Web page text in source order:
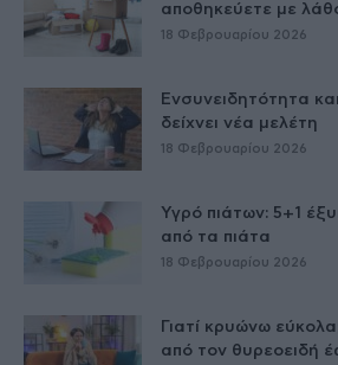
αποθηκεύετε με
18 Φεβρουαρίου 2026
Ενσυνειδητότητα
δείχνει νέα μελέτη
18 Φεβρουαρίου 2026
Υγρό πιάτων: 5+1
από τα πιάτα
18 Φεβρουαρίου 2026
Γιατί κρυώνω
από τον θυρεοειδή